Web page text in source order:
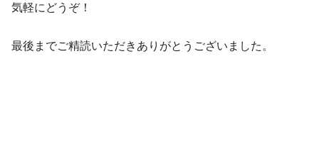
気軽にどうぞ！
最後までご精読いただきありがとうございました。